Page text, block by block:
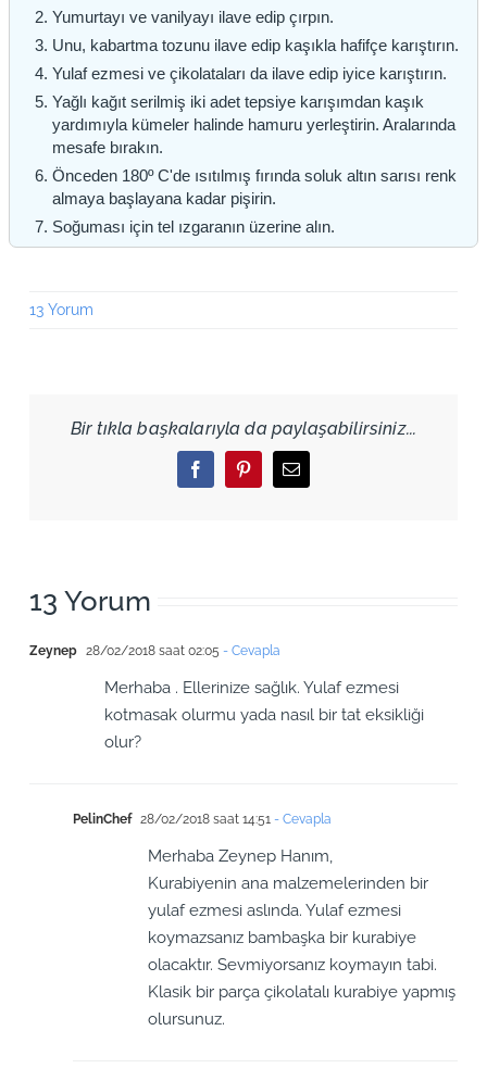
Yumurtayı ve vanilyayı ilave edip çırpın.
Unu, kabartma tozunu ilave edip kaşıkla hafifçe karıştırın.
Yulaf ezmesi ve çikolataları da ilave edip iyice karıştırın.
Yağlı kağıt serilmiş iki adet tepsiye karışımdan kaşık
yardımıyla kümeler halinde hamuru yerleştirin. Aralarında
mesafe bırakın.
Önceden 180º C'de ısıtılmış fırında soluk altın sarısı renk
almaya başlayana kadar pişirin.
Soğuması için tel ızgaranın üzerine alın.
13 Yorum
Bir tıkla başkalarıyla da paylaşabilirsiniz...
FacebookPinterestEmail
13 Yorum
Zeynep 28/02/2018 saat 02:05 - Cevapla
Merhaba . Ellerinize sağlık. Yulaf ezmesi
kotmasak olurmu yada nasıl bir tat eksikliği
olur?
PelinChef 28/02/2018 saat 14:51- Cevapla
Merhaba Zeynep Hanım,
Kurabiyenin ana malzemelerinden bir
yulaf ezmesi aslında. Yulaf ezmesi
koymazsanız bambaşka bir kurabiye
olacaktır. Sevmiyorsanız koymayın tabi.
Klasik bir parça çikolatalı kurabiye yapmış
olursunuz.